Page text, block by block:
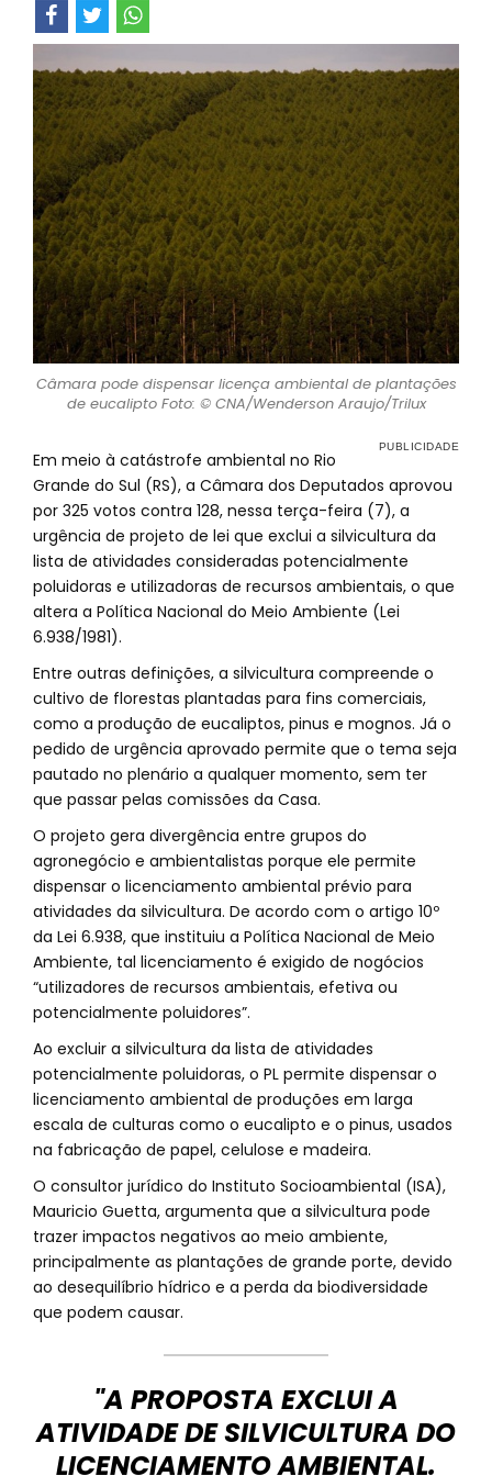
Câmara pode dispensar licença ambiental de plantações
de eucalipto Foto: © CNA/Wenderson Araujo/Trilux
Em meio à catástrofe ambiental no Rio
Grande do Sul (RS), a Câmara dos Deputados aprovou
por 325 votos contra 128, nessa terça-feira (7), a
urgência de projeto de lei que exclui a silvicultura da
lista de atividades consideradas potencialmente
poluidoras e utilizadoras de recursos ambientais, o que
altera a Política Nacional do Meio Ambiente (Lei
6.938/1981).
Entre outras definições, a silvicultura compreende o
cultivo de florestas plantadas para fins comerciais,
como a produção de eucaliptos, pinus e mognos. Já o
pedido de urgência aprovado permite que o tema seja
pautado no plenário a qualquer momento, sem ter
que passar pelas comissões da Casa.
O projeto gera divergência entre grupos do
agronegócio e ambientalistas porque ele permite
dispensar o licenciamento ambiental prévio para
atividades da silvicultura. De acordo com o artigo 10º
da Lei 6.938, que instituiu a Política Nacional de Meio
Ambiente, tal licenciamento é exigido de nogócios
“utilizadores de recursos ambientais, efetiva ou
potencialmente poluidores”.
Ao excluir a silvicultura da lista de atividades
potencialmente poluidoras, o PL permite dispensar o
licenciamento ambiental de produções em larga
escala de culturas como o eucalipto e o pinus, usados
na fabricação de papel, celulose e madeira.
O consultor jurídico do Instituto Socioambiental (ISA),
Mauricio Guetta, argumenta que a silvicultura pode
trazer impactos negativos ao meio ambiente,
principalmente as plantações de grande porte, devido
ao desequilíbrio hídrico e a perda da biodiversidade
que podem causar.
"A PROPOSTA EXCLUI A
ATIVIDADE DE SILVICULTURA DO
LICENCIAMENTO AMBIENTAL.